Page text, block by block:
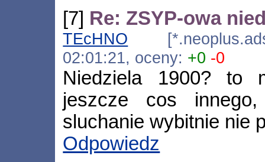
[7] Re: ZSYP-owa
TEcHNO
02:01:21, oceny: +0 -0
Niedziela 1900? to
jeszcze cos
sluchanie wybitnie nie
Odpowiedz